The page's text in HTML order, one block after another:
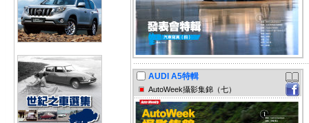
AUDI A5特輯
AutoWeek攝影集錦（七）